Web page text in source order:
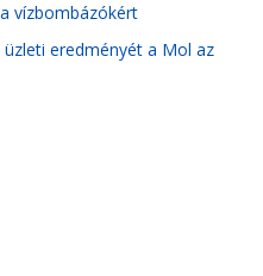
vízbombázókért
eredményét a Mol az